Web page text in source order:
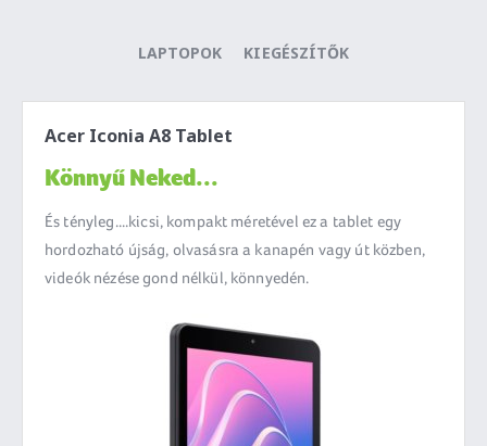
LAPTOPOK KIEGÉSZÍTŐK
Acer Iconia A8 Tablet
Könnyű Neked...
És tényleg....kicsi, kompakt méretével ez a tablet egy
hordozható újság, olvasásra a kanapén vagy út közben,
videók nézése gond nélkül, könnyedén.